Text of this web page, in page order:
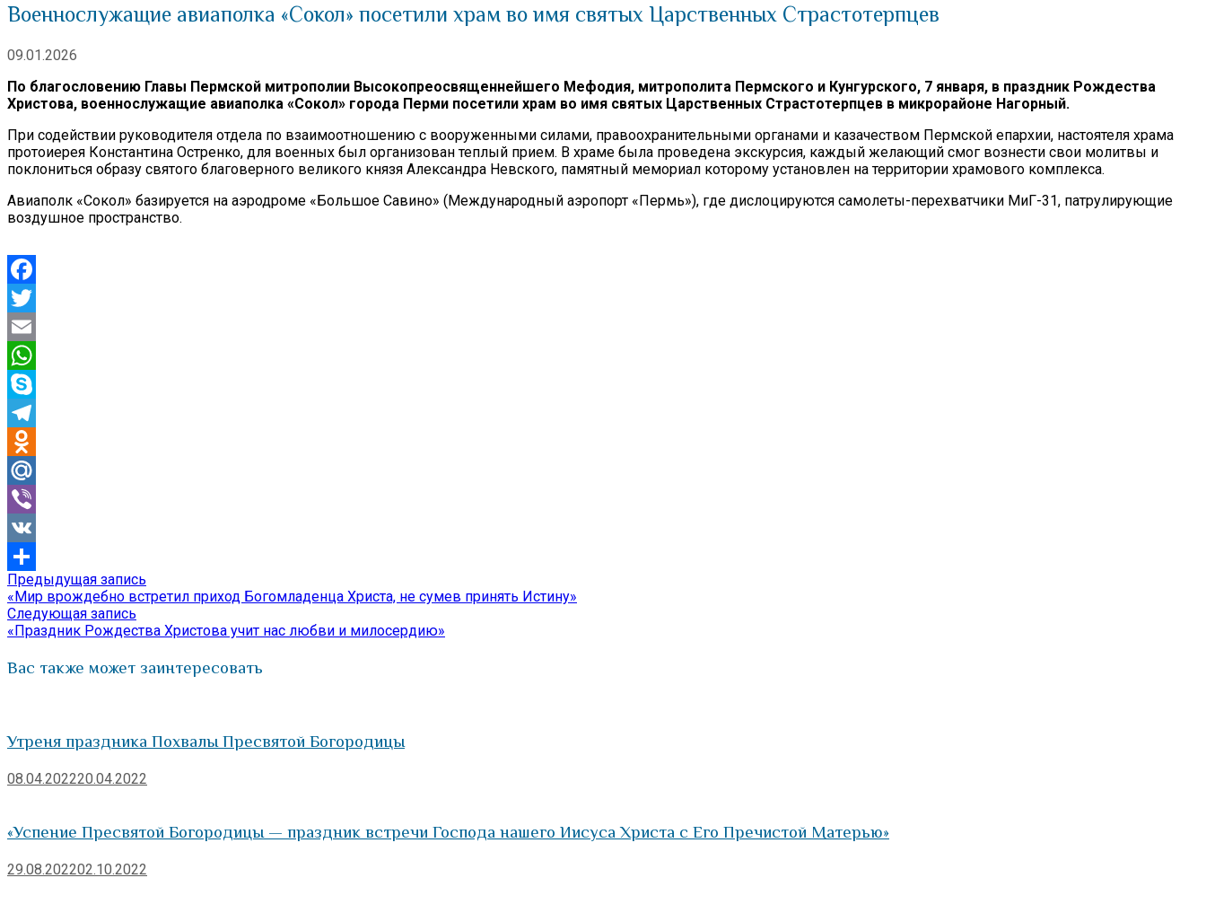
Военнослужащие авиаполка «Сокол» посетили храм во имя святых Царственных Страстотерпцев
09.01.2026
По благословению Главы Пермской митрополии Высокопреосвященнейшего Мефодия, митрополита Пермского и Кунгурского, 7 января, в праздник Рождества
Христова, военнослужащие авиаполка «Сокол» города Перми посетили храм во имя святых Царственных Страстотерпцев в микрорайоне Нагорный.
При содействии руководителя отдела по взаимоотношению с вооруженными силами, правоохранительными органами и казачеством Пермской епархии, настоятеля храма
протоиерея Константина Остренко, для военных был организован теплый прием. В храме была проведена экскурсия, каждый желающий смог вознести свои молитвы и
поклониться образу святого благоверного великого князя Александра Невского, памятный мемориал которому установлен на территории храмового комплекса.
Авиаполк «Сокол» базируется на аэродроме «Большое Савино» (Международный аэропорт «Пермь»), где дислоцируются самолеты-перехватчики МиГ-31, патрулирующие
воздушное пространство.
Facebook
Twitter
Email
WhatsApp
Skype
Telegram
Odnoklassniki
Mail.Ru
Viber
VK
Отправить
Навигация
по
записям
Предыдущая запись
запись:
«Мир врождебно встретил приход Богомладенца Христа, не сумев принять Истину»
Следующая запись
запись:
«Праздник Рождества Христова учит нас любви и милосердию»
Вас также может заинтересовать
Утреня праздника Похвалы Пресвятой Богородицы
08.04.202220.04.2022
«Успение Пресвятой Богородицы — праздник встречи Господа нашего Иисуса Христа с Его Пречистой Матерью»
29.08.202202.10.2022